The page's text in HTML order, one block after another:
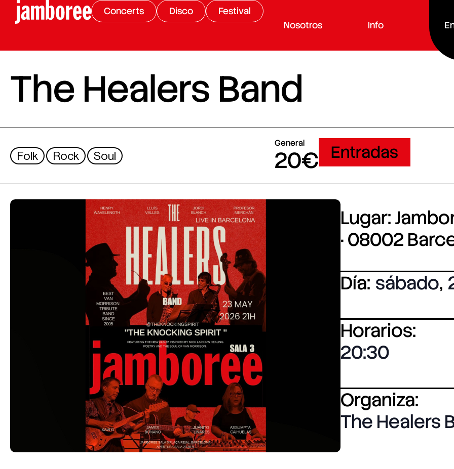
Concerts Disco
Festival
Nosotros
Info
The Healers Band
Folk Rock Soul
General
20€ Entradas
Lugar:
· 08002
Día: sábado,
Horarios:
20:30
Organiza:
The Healers